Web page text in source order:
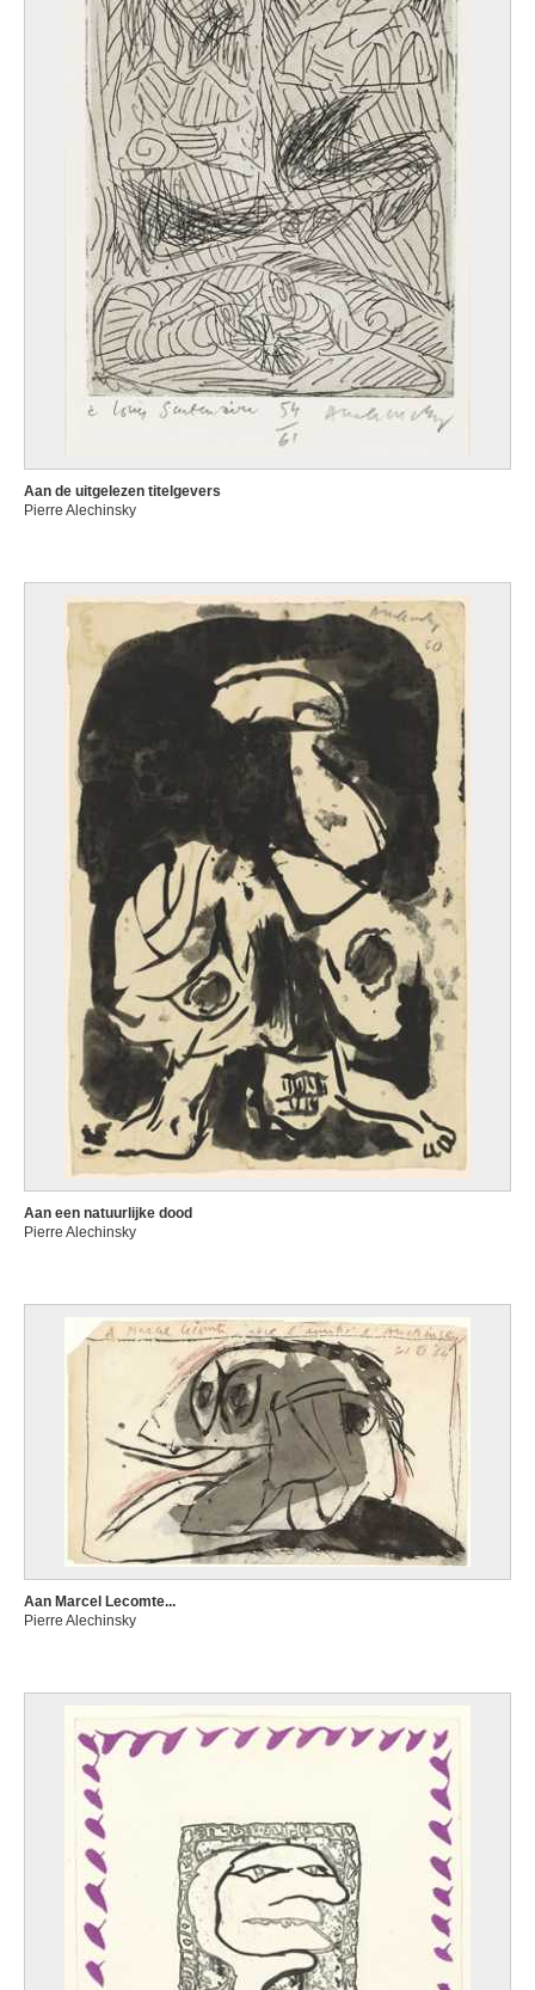
Aan de uitgelezen titelgevers
Pierre Alechinsky
Aan een natuurlijke dood
Pierre Alechinsky
Aan Marcel Lecomte...
Pierre Alechinsky